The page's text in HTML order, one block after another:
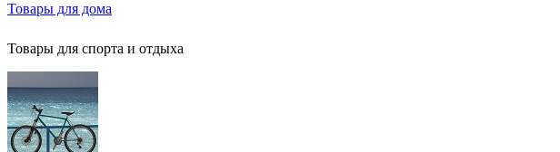
Товары для дома
Товары для спорта и отдыха